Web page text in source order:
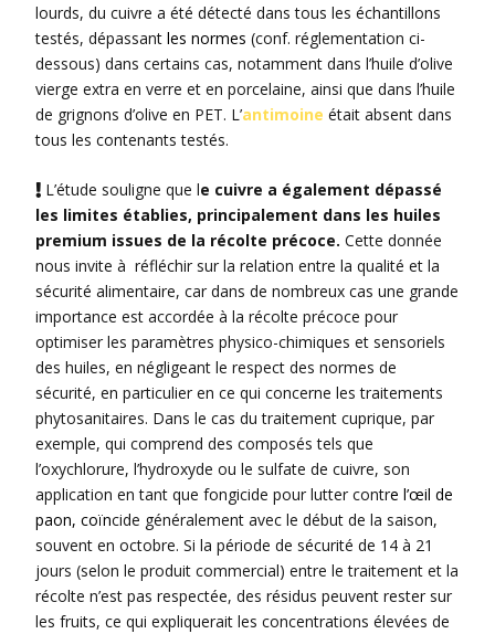
lourds, du cuivre a été détecté dans tous les échantillons
testés, dépassant les normes (conf. réglementation ci-
dessous) dans certains cas, notamment dans l’huile d’olive
vierge extra en verre et en porcelaine, ainsi que dans l’huile
de grignons d’olive en PET. L’antimoine était absent dans
tous les contenants testés.
 L’étude souligne que le cuivre a également dépassé
les limites établies, principalement dans les huiles
premium issues de la récolte précoce. Cette donnée
nous invite à réfléchir sur la relation entre la qualité et la
sécurité alimentaire, car dans de nombreux cas une grande
importance est accordée à la récolte précoce pour
optimiser les paramètres physico-chimiques et sensoriels
des huiles, en négligeant le respect des normes de
sécurité, en particulier en ce qui concerne les traitements
phytosanitaires. Dans le cas du traitement cuprique, par
exemple, qui comprend des composés tels que
l’oxychlorure, l’hydroxyde ou le sulfate de cuivre, son
application en tant que fongicide pour lutter contre l’œil de
paon, coïncide généralement avec le début de la saison,
souvent en octobre. Si la période de sécurité de 14 à 21
jours (selon le produit commercial) entre le traitement et la
récolte n’est pas respectée, des résidus peuvent rester sur
les fruits, ce qui expliquerait les concentrations élevées de